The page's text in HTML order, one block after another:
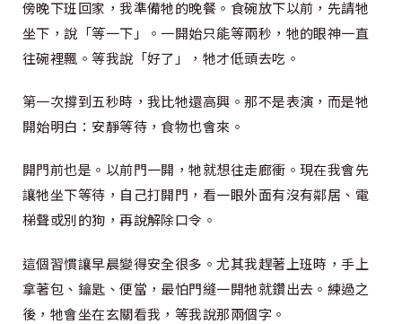
傍晚下班回家，我準備牠的晚餐。食碗放下以前，先請牠
坐下，說「等一下」。一開始只能等兩秒，牠的眼神一直
往碗裡飄。等我說「好了」，牠才低頭去吃。
第一次撐到五秒時，我比牠還高興。那不是表演，而是牠
開始明白：安靜等待，食物也會來。
開門前也是。以前門一開，牠就想往走廊衝。現在我會先
讓牠坐下等待，自己打開門，看一眼外面有沒有鄰居、電
梯聲或別的狗，再說解除口令。
這個習慣讓早晨變得安全很多。尤其我趕著上班時，手上
拿著包、鑰匙、便當，最怕門縫一開牠就鑽出去。練過之
後，牠會坐在玄關看我，等我說那兩個字。